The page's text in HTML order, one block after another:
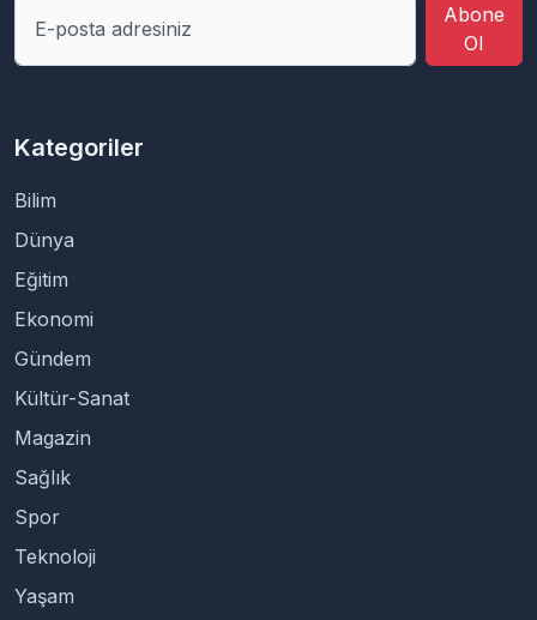
Abone
Ol
Kategoriler
Bilim
Dünya
Eğitim
Ekonomi
Gündem
Kültür-Sanat
Magazin
Sağlık
Spor
Teknoloji
Yaşam